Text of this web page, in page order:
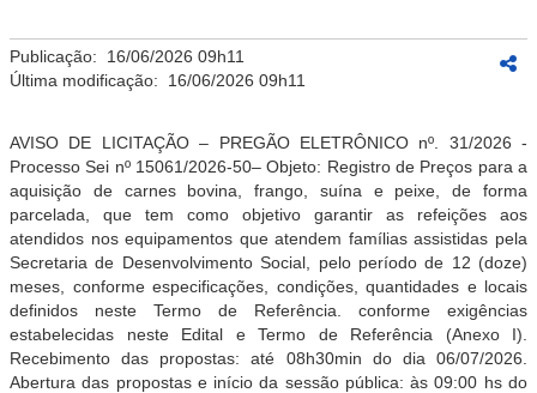
Publicação: 16/06/2026 09h11
Última modificação: 16/06/2026 09h11
AVISO DE LICITAÇÃO – PREGÃO ELETRÔNICO nº. 31/2026 -
Processo Sei nº 15061/2026-50– Objeto: Registro de Preços para a
aquisição de carnes bovina, frango, suína e peixe, de forma
parcelada, que tem como objetivo garantir as refeições aos
atendidos nos equipamentos que atendem famílias assistidas pela
Secretaria de Desenvolvimento Social, pelo período de 12 (doze)
meses, conforme especificações, condições, quantidades e locais
definidos neste Termo de Referência.
conforme exigências
estabelecidas neste Edital e Termo de Referência (Anexo I).
Recebimento das propostas: até 08h30min do dia 06/07/2026.
Abertura das propostas e início da sessão pública: às 09:00 hs do